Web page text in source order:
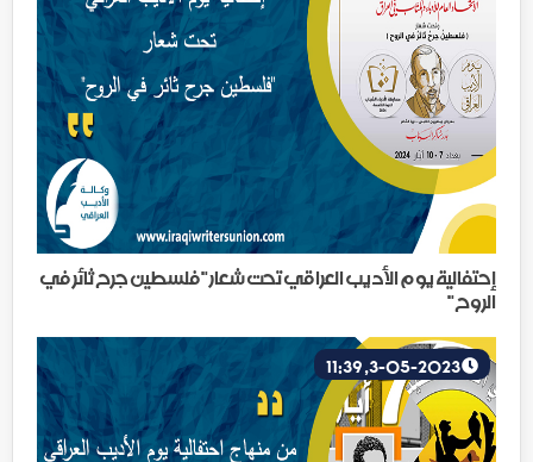
إحتفالية يوم الأديب العراقي تحت شعار "فلسطين جرح ثائر في
الروح"